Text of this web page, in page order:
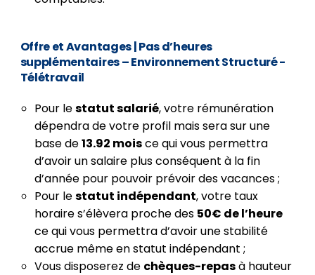
Offre et Avantages|Pas d’heures
supplémentaires – Environnement Structuré -
Télétravail
Pour lestatut salarié, votre rémunération
dépendra de votre profil mais sera sur une
base de13.92 moisce qui vous permettra
d’avoir un salaire plus conséquent à la fin
d’année pour pouvoir prévoir des vacances ;
Pour lestatut indépendant, votre taux
horaire s’élèvera proche des 50€ de l’heure
ce qui vous permettra d’avoir une stabilité
accrue même en statut indépendant ;
Vous disposerez de chèques-repasà hauteur